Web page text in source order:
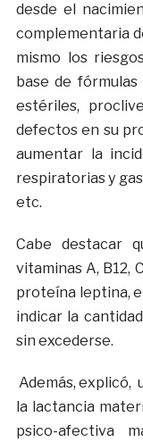
desde el
complementaria
mismo los
base de
estériles,
defectos en su
aumentar la
respiratorias y
etc.
Cabe destacar
vitaminas A, B12,
proteína leptina,
indicar la
sin excederse.
Además, explicó,
la lactancia
psico-afectiva